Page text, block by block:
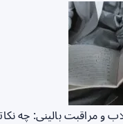
و مراقبت بالینی: چه